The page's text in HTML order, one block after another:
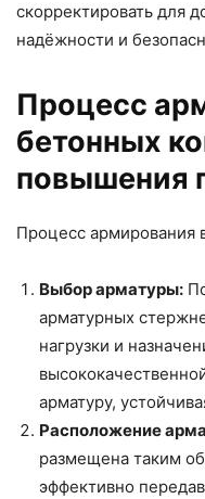
скорректировать для
надёжности и
Процесс
бетонных
повышения
Процесс армирования
Выбор арматуры:
арматурных
нагрузки и
арматуру,
Расположение
размещена таким
эффективно